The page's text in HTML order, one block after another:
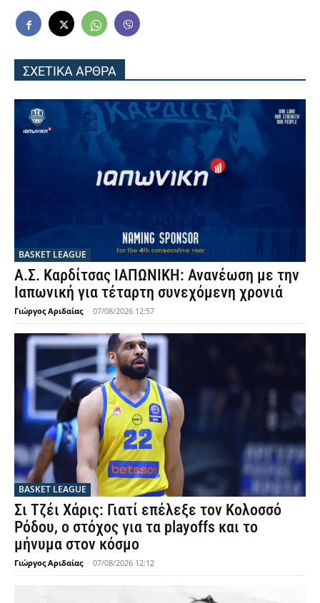
ΣΧΕΤΙΚΑ ΑΡΘΡΑ
BASKET LEAGUE
Α.Σ. Καρδίτσας ΙΑΠΩΝΙΚΗ: Ανανέωση με την
Ιαπωνική για τέταρτη συνεχόμενη χρονιά
Γιώργος Αριδαίας - 07/08/2026 12:57
BASKET LEAGUE
Σι Τζέι Χάρις: Γιατί επέλεξε τον Κολοσσό
Ρόδου, ο στόχος για τα playoffs και το
μήνυμα στον κόσμο
Γιώργος Αριδαίας - 07/08/2026 12:12